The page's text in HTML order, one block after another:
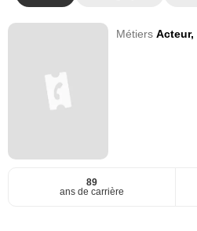
MétiersActeur,
89
ans de carrière